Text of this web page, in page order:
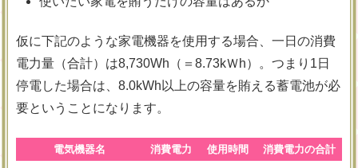
仮に下記のような家電機器を使用する場合、一日の消費
電力量（合計）は8,730Wh（＝8.73kＷh）。つまり1日
停電した場合は、8.0kWh以上の容量を賄える蓄電池が必
要ということになります。
電気機器名 消費電力 使用時間 消費電力の合計